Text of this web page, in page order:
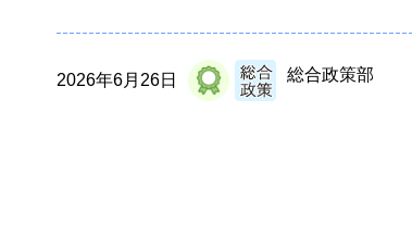
2026年6月26日 総合政策部